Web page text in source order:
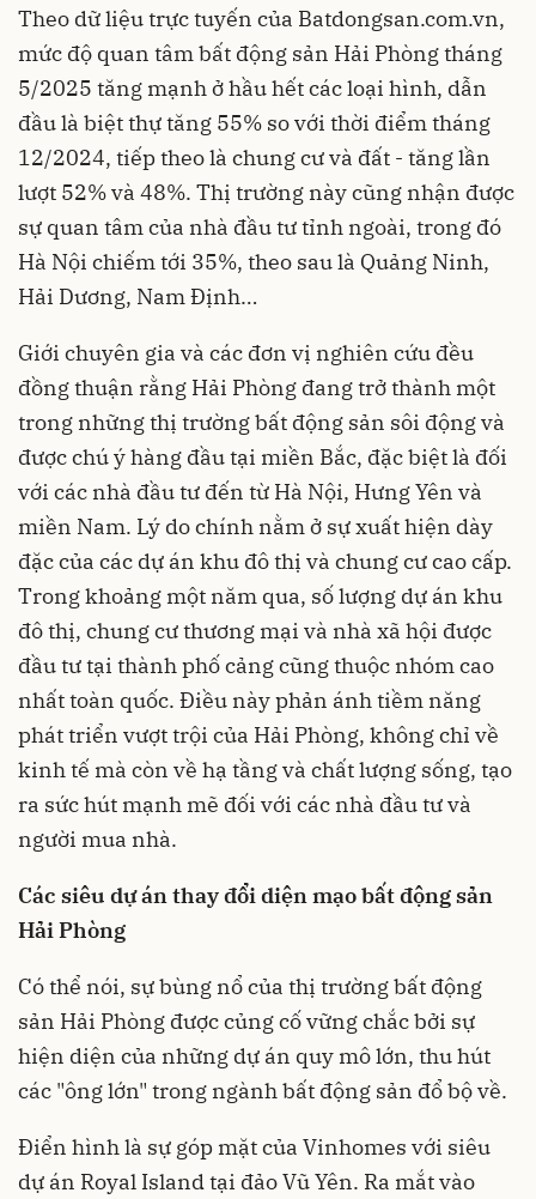
Theo dữ liệu trực tuyến của Batdongsan.com.vn,
mức độ quan tâm bất động sản Hải Phòng tháng
5/2025 tăng mạnh ở hầu hết các loại hình, dẫn
đầu là biệt thự tăng 55% so với thời điểm tháng
12/2024, tiếp theo là chung cư và đất - tăng lần
lượt 52% và 48%. Thị trường này cũng nhận được
sự quan tâm của nhà đầu tư tỉnh ngoài, trong đó
Hà Nội chiếm tới 35%, theo sau là Quảng Ninh,
Hải Dương, Nam Định…
Giới chuyên gia và các đơn vị nghiên cứu đều
đồng thuận rằng Hải Phòng đang trở thành một
trong những thị trường bất động sản sôi động và
được chú ý hàng đầu tại miền Bắc, đặc biệt là đối
với các nhà đầu tư đến từ Hà Nội, Hưng Yên và
miền Nam. Lý do chính nằm ở sự xuất hiện dày
đặc của các dự án khu đô thị và chung cư cao cấp.
Trong khoảng một năm qua, số lượng dự án khu
đô thị, chung cư thương mại và nhà xã hội được
đầu tư tại thành phố cảng cũng thuộc nhóm cao
nhất toàn quốc. Điều này phản ánh tiềm năng
phát triển vượt trội của Hải Phòng, không chỉ về
kinh tế mà còn về hạ tầng và chất lượng sống, tạo
ra sức hút mạnh mẽ đối với các nhà đầu tư và
người mua nhà.
Các siêu dự án thay đổi diện mạo bất động sản
Hải Phòng
Có thể nói, sự bùng nổ của thị trường bất động
sản Hải Phòng được củng cố vững chắc bởi sự
hiện diện của những dự án quy mô lớn, thu hút
các "ông lớn" trong ngành bất động sản đổ bộ về.
Điển hình là sự góp mặt của Vinhomes với siêu
dự án Royal Island tại đảo Vũ Yên. Ra mắt vào